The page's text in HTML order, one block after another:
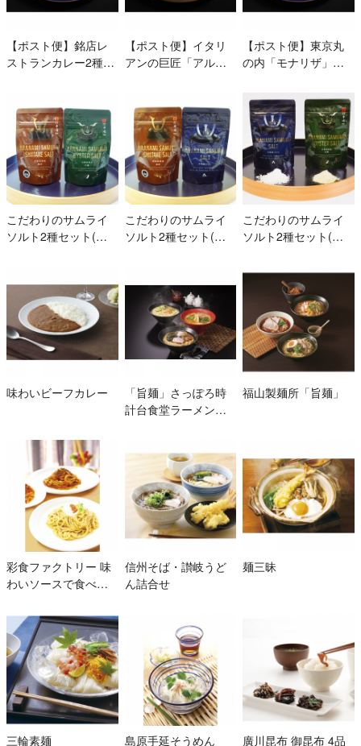
【ポスト便】銘店レ
ストランカレー2種
【ポスト便】イタリ
アンの巨匠「アルポ
ブルカレー2袋
【ポスト便】東京丸
の内「モナリザ」監
フレンチカレー2袋
こだわりのサムライ
ソルト2種セット(牡
こだわりのサムライ
ソルト2種セット(お
こだわりのサムライ
ソルト2種セット(お
伝統的な粗塩500g
味わいビーフカレー
「旨麺」さっぽろ時
計台食堂ラーメンセ
福山製麺所「旨麺」
彩食ファクトリー 味
わいソースで食べる
信州そば・讃岐うど
ん詰合せ
麺三昧
三輪素麺 島原手延そうめん
廣川昆布 御昆布 4品